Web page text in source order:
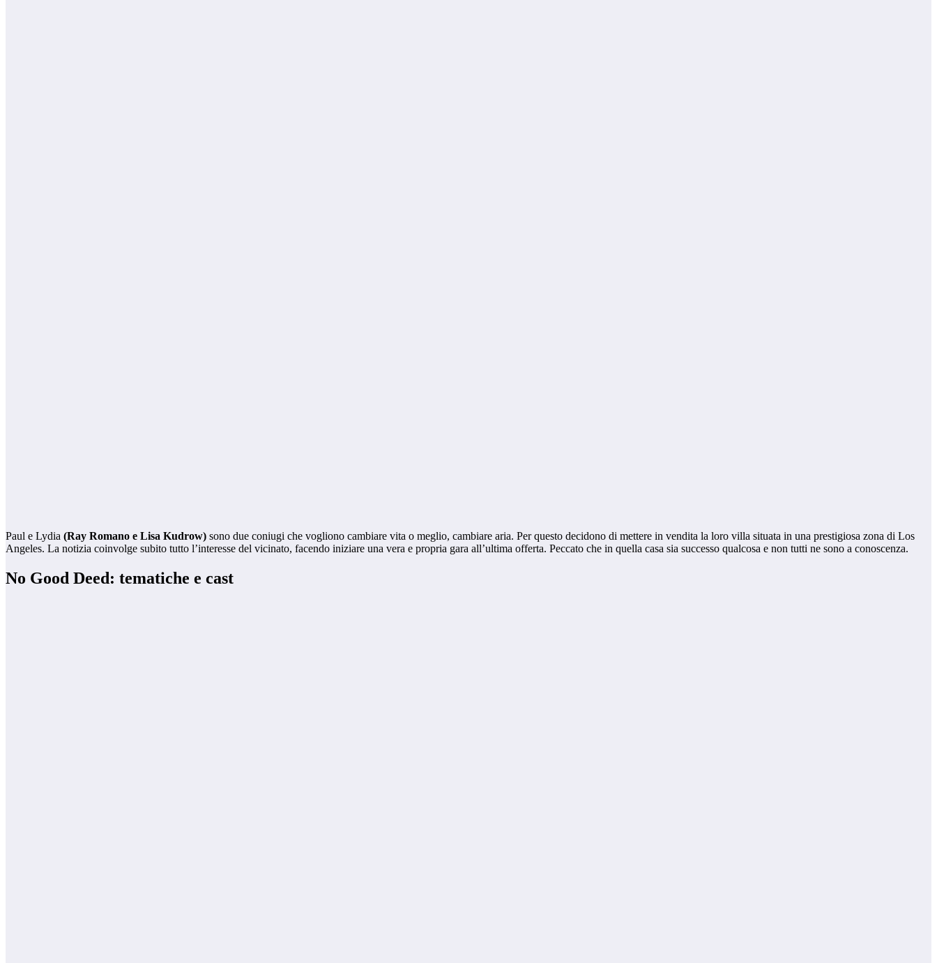
Paul e Lydia (Ray Romano e Lisa Kudrow) sono due coniugi che vogliono cambiare vita o meglio, cambiare aria. Per questo decidono di mettere in vendita la loro villa situata in una prestigiosa zona di Los
Angeles. La notizia coinvolge subito tutto l’interesse del vicinato, facendo iniziare una vera e propria gara all’ultima offerta. Peccato che in quella casa sia successo qualcosa e non tutti ne sono a conoscenza.
No Good Deed: tematiche e cast